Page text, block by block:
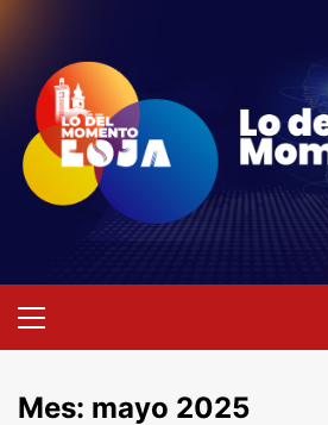
contenido
primario
Mes: mayo 2025